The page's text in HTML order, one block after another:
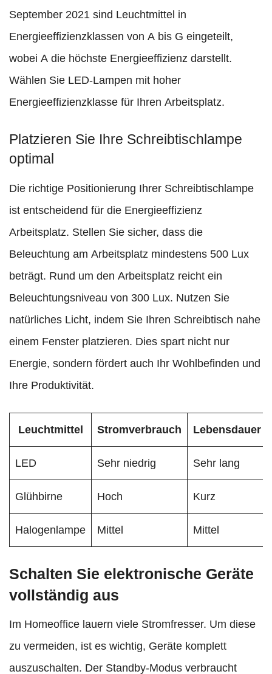
September 2021 sind Leuchtmittel in
Energieeffizienzklassen von A bis G eingeteilt,
wobei A die höchste Energieeffizienz darstellt.
Wählen Sie LED-Lampen mit hoher
Energieeffizienzklasse für Ihren Arbeitsplatz.
Platzieren Sie Ihre Schreibtischlampe
optimal
Die richtige Positionierung Ihrer Schreibtischlampe
ist entscheidend für die Energieeffizienz
Arbeitsplatz. Stellen Sie sicher, dass die
Beleuchtung am Arbeitsplatz mindestens 500 Lux
beträgt. Rund um den Arbeitsplatz reicht ein
Beleuchtungsniveau von 300 Lux. Nutzen Sie
natürliches Licht, indem Sie Ihren Schreibtisch nahe
einem Fenster platzieren. Dies spart nicht nur
Energie, sondern fördert auch Ihr Wohlbefinden und
Ihre Produktivität.
Leuchtmittel Stromverbrauch Lebensdauer
LED Sehr niedrig Sehr lang
Glühbirne Hoch Kurz
Halogenlampe Mittel Mittel
Schalten Sie elektronische Geräte
vollständig aus
Im Homeoffice lauern viele Stromfresser. Um diese
zu vermeiden, ist es wichtig, Geräte komplett
auszuschalten. Der Standby-Modus verbraucht